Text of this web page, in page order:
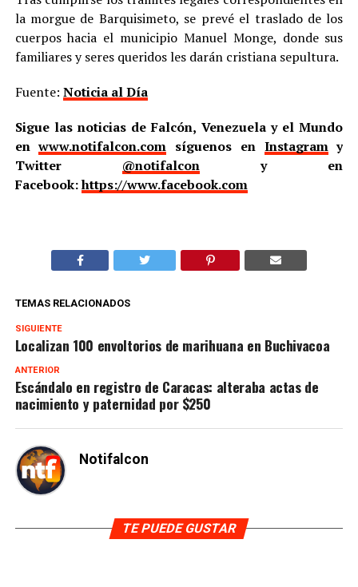
la morgue de Barquisimeto, se prevé el traslado de los
cuerpos hacia el municipio Manuel Monge, donde sus
familiares y seres queridos les darán cristiana sepultura.
Fuente: Noticia al Día
Sigue las noticias de Falcón, Venezuela y el Mundo
enwww.notifalcon.com síguenos en Instagramy
Twitter @notifalcony en
Facebook:https://www.facebook.com
TEMAS RELACIONADOS
SIGUIENTE
Localizan 100 envoltorios de marihuana en Buchivacoa
ANTERIOR
Escándalo en registro de Caracas: alteraba actas de
nacimiento y paternidad por $250
Notifalcon
TE PUEDE GUSTAR